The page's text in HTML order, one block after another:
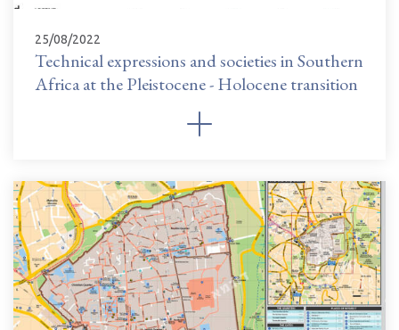
25/08/2022
Technical expressions and societies in Southern
Africa at the Pleistocene - Holocene transition